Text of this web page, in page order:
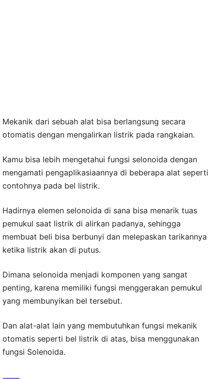
Mekanik dari sebuah alat bisa berlangsung secara
otomatis dengan mengalirkan listrik pada rangkaian.
Kamu bisa lebih mengetahui fungsi selonoida dengan
mengamati pengaplikasiaannya di beberapa alat seperti
contohnya pada bel listrik.
Hadirnya elemen selonoida di sana bisa menarik tuas
pemukul saat listrik di alirkan padanya, sehingga
membuat beli bisa berbunyi dan melepaskan tarikannya
ketika listrik akan di putus.
Dimana selonoida menjadi komponen yang sangat
penting, karena memiliki fungsi menggerakan pemukul
yang membunyikan bel tersebut.
Dan alat-alat lain yang membutuhkan fungsi mekanik
otomatis seperti bel listrik di atas, bisa menggunakan
fungsi Solenoida.